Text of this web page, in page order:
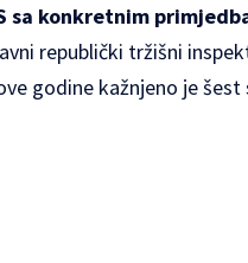
sa konkretnim
republički tržišni
godine kažnjeno je šest